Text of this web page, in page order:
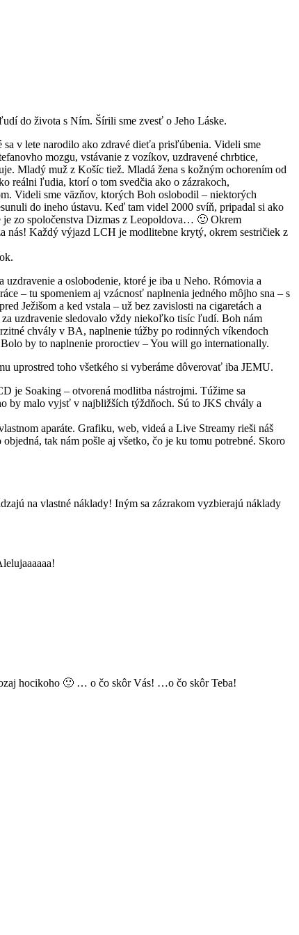
do života s Ním. Šírili sme zvesť o Jeho Láske.
v lete narodilo ako zdravé dieťa prisľúbenia. Videli sme
mozgu, vstávanie z vozíkov, uzdravené chrbtice,
Mladý muž z Košíc tiež. Mladá žena s kožným ochorením od
reálni ľudia, ktorí o tom svedčia ako o zázrakoch,
Videli sme väzňov, ktorých Boh oslobodil – niektorých
do ineho ústavu. Keď tam videl 2000 svíň, pripadal si ako
je zo spoločenstva Dizmas z Leopoldova… 🙂 Okrem
nás! Každý výjazd LCH je modlitebne krytý, okrem sestričiek z
a oslobodenie, ktoré je iba u Neho. Rómovia a
– tu spomeniem aj vzácnosť naplnenia jedného môjho sna – s
Ježišom a ked vstala – už bez zavislosti na cigaretách a
za uzdravenie sledovalo vždy niekoľko tisíc ľudí. Boh nám
chvály v BA, naplnenie túžby po rodinných víkendoch
by to naplnenie proroctiev – You will go internationally.
uprostred toho všetkého si vyberáme dôverovať iba JEMU.
je Soaking – otvorená modlitba nástrojmi. Túžime sa
by malo vyjsť v najbližších týždňoch. Sú to JKS chvály a
aparáte. Grafiku, web, videá a Live Streamy rieši náš
tak nám pošle aj všetko, čo je ku tomu potrebné. Skoro
na vlastné náklady! Iným sa zázrakom vyzbierajú náklady
hocikoho 🙂 … o čo skôr Vás! …o čo skôr Teba!